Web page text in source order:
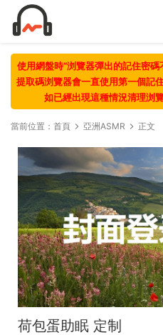
使用網盤時“浏覽器彈出的記住密
提取碼浏覽器會一直使用第一個記
如已經出現這種情況清理浏
當前位置： 首頁 亞洲ASMR 正文
荷包蛋助眠 定制